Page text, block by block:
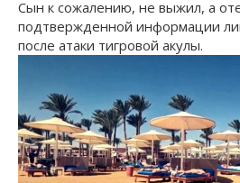
Сын к сожалению, не выжил, а
подтвержденной информации
после атаки тигровой акулы.